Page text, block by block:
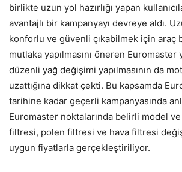
birlikte uzun yol hazırlığı yapan
avantajlı bir kampanyayı devreye aldı.
konforlu ve güvenli çıkabilmek için araç
mutlaka yapılmasını öneren Euromaster
düzenli yağ değişimi yapılmasının da
uzattığına dikkat çekti. Bu kapsamda
tarihine kadar geçerli kampanyasında
Euromaster noktalarında belirli model ve
filtresi, polen filtresi ve hava filtresi
uygun fiyatlarla gerçekleştiriliyor.